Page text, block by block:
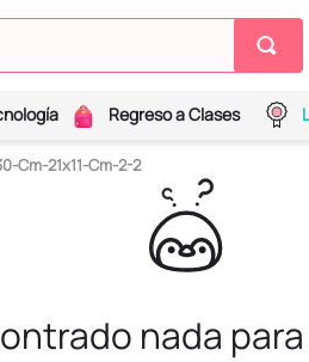
Regreso a Clases
Cm-21x11-Cm-2-2
nada